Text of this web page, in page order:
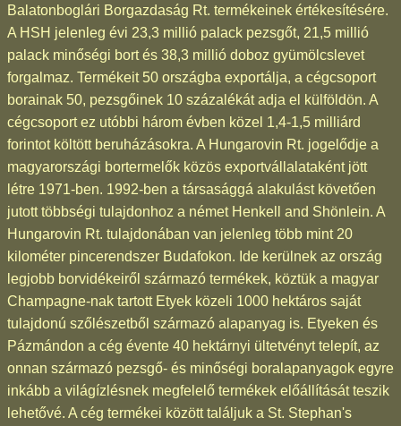
Balatonboglári Borgazdaság Rt. termékeinek értékesítésére.
A HSH jelenleg évi 23,3 millió palack pezsgőt, 21,5 millió
palack minőségi bort és 38,3 millió doboz gyümölcslevet
forgalmaz. Termékeit 50 országba exportálja, a cégcsoport
borainak 50, pezsgőinek 10 százalékát adja el külföldön. A
cégcsoport ez utóbbi három évben közel 1,4-1,5 milliárd
forintot költött beruházásokra. A Hungarovin Rt. jogelődje a
magyarországi bortermelők közös exportvállalataként jött
létre 1971-ben. 1992-ben a társasággá alakulást követően
jutott többségi tulajdonhoz a német Henkell and Shönlein. A
Hungarovin Rt. tulajdonában van jelenleg több mint 20
kilométer pincerendszer Budafokon. Ide kerülnek az ország
legjobb borvidékeiről származó termékek, köztük a magyar
Champagne-nak tartott Etyek közeli 1000 hektáros saját
tulajdonú szőlészetből származó alapanyag is. Etyeken és
Pázmándon a cég évente 40 hektárnyi ültetvényt telepít, az
onnan származó pezsgő- és minőségi boralapanyagok egyre
inkább a világízlésnek megfelelő termékek előállítását teszik
lehetővé. A cég termékei között találjuk a St. Stephan's